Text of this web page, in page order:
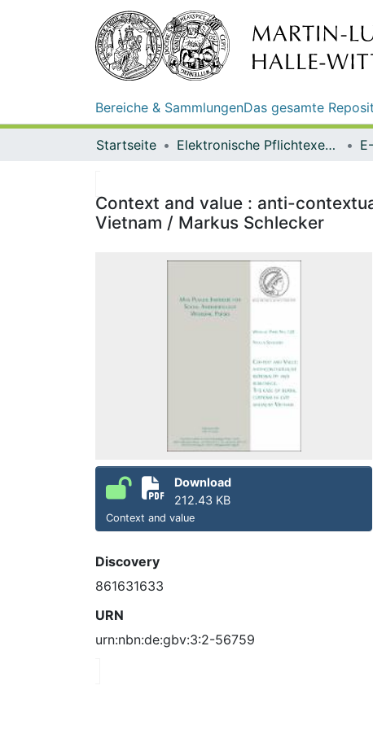
Bereiche & SammlungenDas gesamte
Startseite Elektronische Pflichtexemplare
Context and value : anti-
Vietnam / Markus Schlecker
Download
212.43 KB
Context and value
Discovery
861631633
URN
urn:nbn:de:gbv:3:2-56759